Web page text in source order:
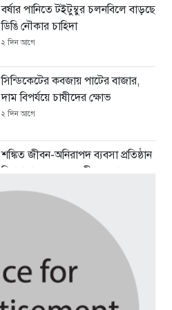
বর্ষার পানিতে টইটুম্বুর চলনবিলে বাড়ছে
ডিঙি নৌকার চাহিদা
২ দিন আগে
সিন্ডিকেটের কবজায় পাটের বাজার,
দাম বিপর্যয়ে চাষীদের ক্ষোভ
২ দিন আগে
শঙ্কিত জীবন-অনিরাপদ ব্যবসা প্রতিষ্ঠান
নিরাপত্তা চেয়ে ব্যবসায়ীর সংবাদ
সম্মেলন
বর্ষার পানিতে টইটুম্বুর চলনবিলাঞ্চলে
৭ দিন আগে
গুরুদাসপুরে সাত ইঞ্চি জমির দাবীতে